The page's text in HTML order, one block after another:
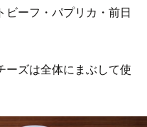
ビーフ・パプリカ・前日
ーズは全体にまぶして使